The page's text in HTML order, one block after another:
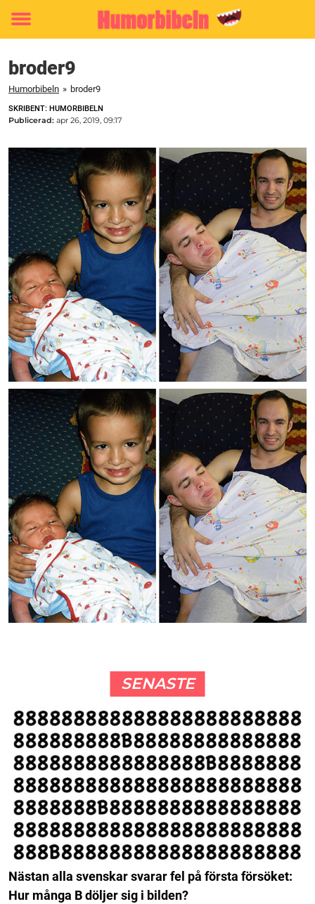
Toggle
broder9
Humorbibeln » broder9
SKRIBENT: HUMORBIBELN
Publicerad: apr 26, 2019, 09:17
SENASTE
Nästan alla svenskar svarar fel på första försöket:
Hur många B döljer sig i bilden?